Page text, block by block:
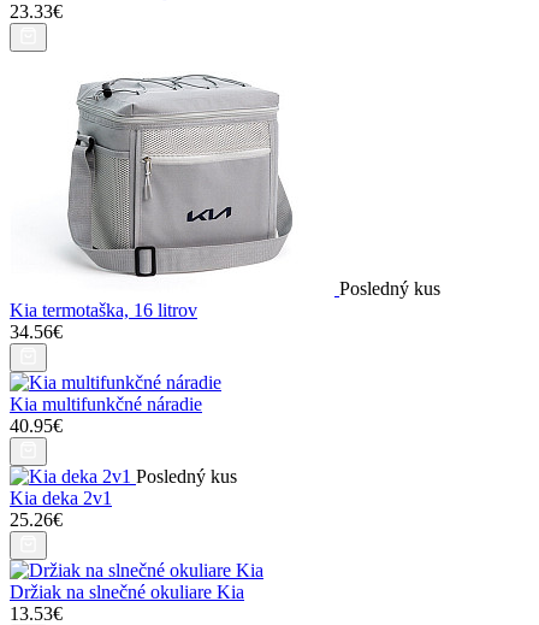
23.33€
Posledný kus
Kia termotaška, 16 litrov
34.56€
Kia multifunkčné náradie
40.95€
Posledný kus
Kia deka 2v1
25.26€
Držiak na slnečné okuliare Kia
13.53€